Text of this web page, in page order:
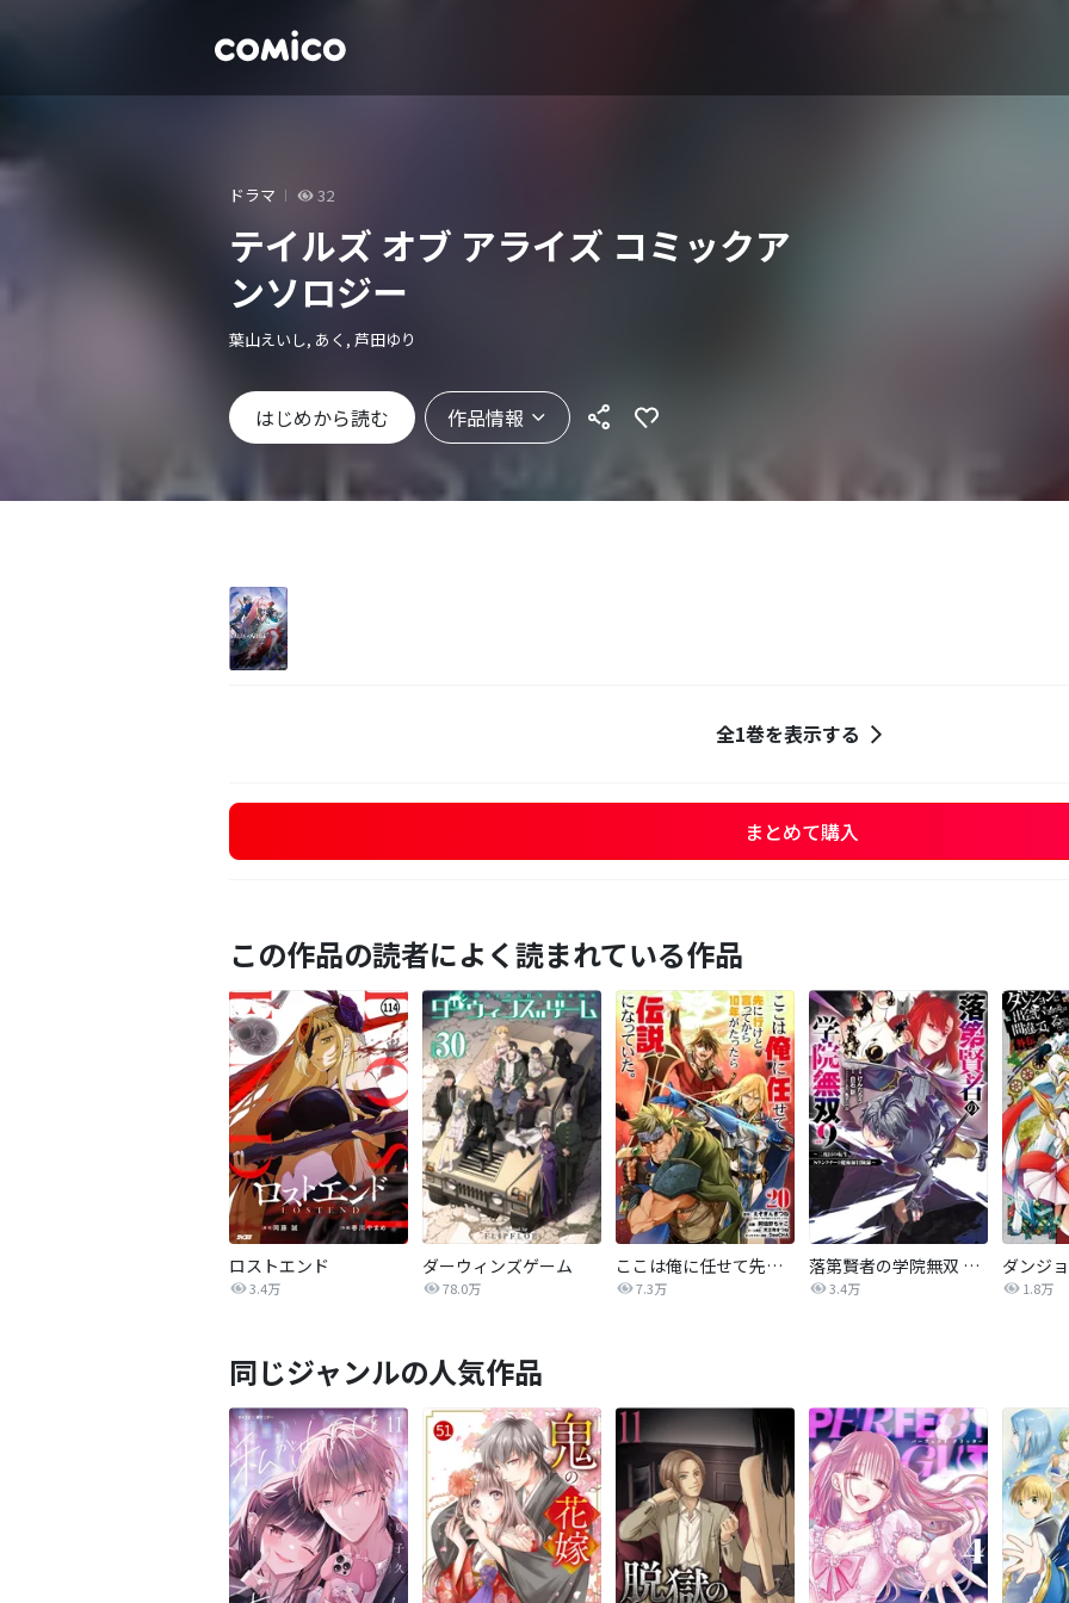
ドラマ 32
テイルズ オブ アライズ コミックア
ンソロジー
葉山えいし, あく, 芦田ゆり
はじめから読む 作品情報
全1巻を表示する
まとめて購入
この作品の読者によく読まれている作品
ロストエンド
3.4万
ダーウィンズゲーム
78.0万
ここは俺に任せて先に行けと言ってから10年がたったら伝説になっていた。
7.3万
落第賢者の学院無双 ～二度目の転生、Ｓランクチート魔術師冒険録～
3.4万 1.8万
同じジャンルの人気作品